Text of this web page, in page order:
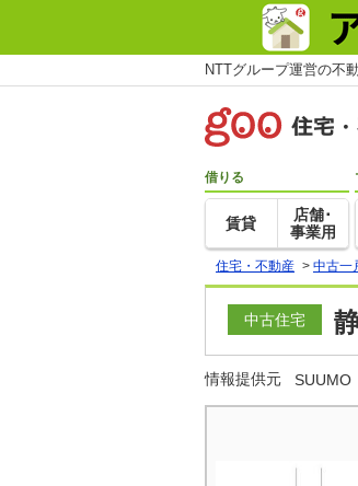
NTTグループ運営の不
借りる
賃貸
店舗･
事業用
住宅・不動産 > 中古一
中古住宅
情報提供元 SUUMO